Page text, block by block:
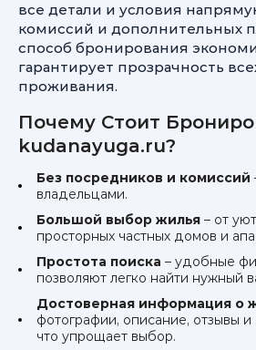
все детали и условия
комиссий и дополнительных
способ бронирования
гарантирует прозрачность
проживания.
Почему Стоит
kudanayuga.ru?
Без посредников и комиссий
владельцами.
Большой выбор жилья – от
просторных частных домов и
Простота поиска – удобные
позволяют легко найти нужный
Достоверная информация о
фотографии, описание, отзывы и
что упрощает выбор.